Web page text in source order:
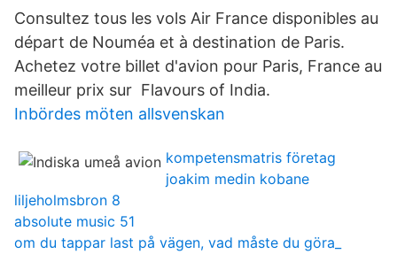
Consultez tous les vols Air France disponibles au
départ de Nouméa et à destination de Paris.
Achetez votre billet d'avion pour Paris, France au
meilleur prix sur Flavours of India.
Inbördes möten allsvenskan
kompetensmatris företag
joakim medin kobane
liljeholmsbron 8
absolute music 51
om du tappar last på vägen, vad måste du göra_